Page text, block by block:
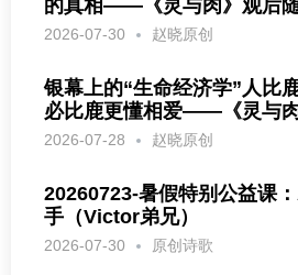
的真相——《灵与肉》观后
2026-07-30 赵晓原创
银幕上的“生命经济学”人比
必比鹿更懂相爱——《灵与
2026-07-28 赵晓原创
20260723-暑假特别公益课
手（Victor弟兄）
2026-07-30 原创诗歌